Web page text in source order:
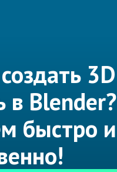
3D
в Blender?
быстро и